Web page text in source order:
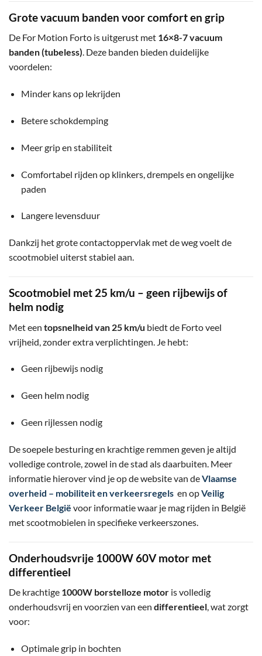
Grote vacuum banden voor comfort en grip
De For Motion Forto is uitgerust met 16×8-7 vacuum
banden (tubeless). Deze banden bieden duidelijke
voordelen:
Minder kans op lekrijden
Betere schokdemping
Meer grip en stabiliteit
Comfortabel rijden op klinkers, drempels en ongelijke
paden
Langere levensduur
Dankzij het grote contactoppervlak met de weg voelt de
scootmobiel uiterst stabiel aan.
Scootmobiel met 25 km/u – geen rijbewijs of
helm nodig
Met een topsnelheid van 25 km/u biedt de Forto veel
vrijheid, zonder extra verplichtingen. Je hebt:
Geen rijbewijs nodig
Geen helm nodig
Geen rijlessen nodig
De soepele besturing en krachtige remmen geven je altijd
volledige controle, zowel in de stad als daarbuiten. Meer
informatie hierover vind je op de website van deVlaamse
overheid – mobiliteit en verkeersregels en opVeilig
Verkeer België voor informatie waar je mag rijden in België
met scootmobielen in specifieke verkeerszones.
Onderhoudsvrije 1000W 60V motor met
differentieel
De krachtige 1000W borstelloze motor is volledig
onderhoudsvrij en voorzien van een differentieel, wat zorgt
voor:
Optimale grip in bochten